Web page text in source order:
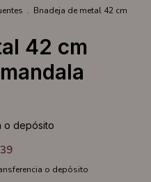
. Bnadeja de metal 42 cm
42 cm
o depósito
o depósito